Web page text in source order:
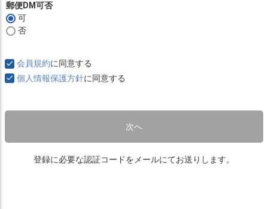
郵便DM可否
可
否
会員規約に同意する
個人情報保護方針に同意する
次へ
登録に必要な認証コードをメールにてお送りします。